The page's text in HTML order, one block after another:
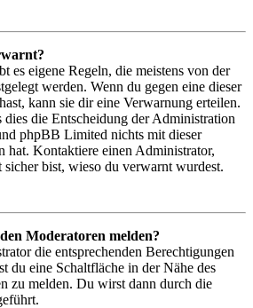
es eigene Regeln, die meistens von der
werden. Wenn du gegen eine dieser
kann sie dir eine Verwarnung erteilen.
dies die Entscheidung der Administration
phpBB Limited nichts mit dieser
hat. Kontaktiere einen Administrator,
sicher bist, wieso du verwarnt wurdest.
Moderatoren melden?
die entsprechenden Berechtigungen
du eine Schaltfläche in der Nähe des
zu melden. Du wirst dann durch die